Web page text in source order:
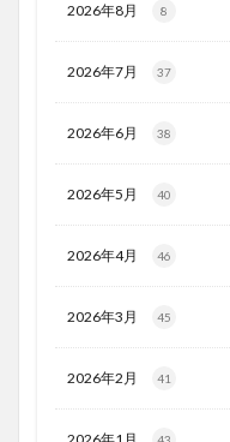
2026年8月 8
2026年7月 37
2026年6月 38
2026年5月 40
2026年4月 46
2026年3月 45
2026年2月 41